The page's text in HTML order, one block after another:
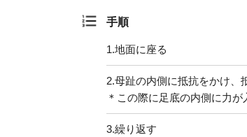
手順
1.地面に座る
2.母趾の内側に抵抗をかけ、
＊この際に足底の内側に力
3.繰り返す